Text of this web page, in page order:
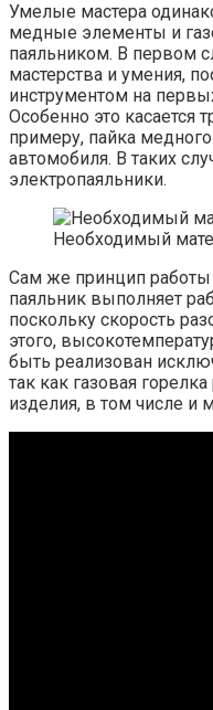
Умелые мастера
медные элементы и
паяльником. В первом
мастерства и умения,
инструментом на
Особенно это касается
примеру, пайка
автомобиля. В таких
электропаяльники.
Необходимый
Сам же принцип работы
паяльник выполняет
поскольку скорость
этого,
быть реализован
так как газовая
изделия, в том числе и